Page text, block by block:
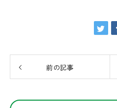
前の記事